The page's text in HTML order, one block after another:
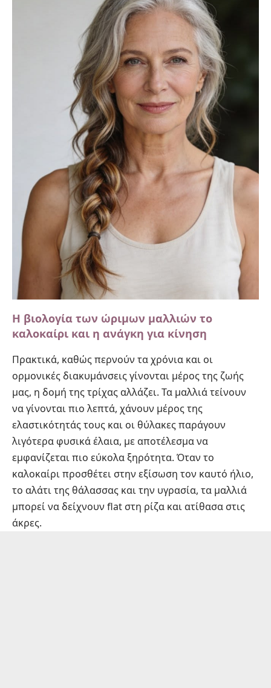
Η βιολογία των ώριμων μαλλιών το
καλοκαίρι και η ανάγκη για κίνηση
Πρακτικά, καθώς περνούν τα χρόνια και οι
ορμονικές διακυμάνσεις γίνονται μέρος της ζωής
μας, η δομή της τρίχας αλλάζει. Τα μαλλιά τείνουν
να γίνονται πιο λεπτά, χάνουν μέρος της
ελαστικότητάς τους και οι θύλακες παράγουν
λιγότερα φυσικά έλαια, με αποτέλεσμα να
εμφανίζεται πιο εύκολα ξηρότητα. Όταν το
καλοκαίρι προσθέτει στην εξίσωση τον καυτό ήλιο,
το αλάτι της θάλασσας και την υγρασία, τα μαλλιά
μπορεί να δείχνουν flat στη ρίζα και ατίθασα στις
άκρες.